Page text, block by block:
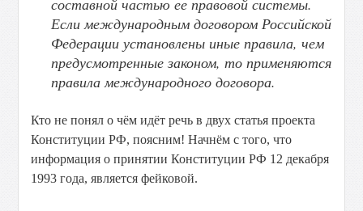
составной частью ее правовой системы.
Если международным договором Российской
Федерации установлены иные правила, чем
предусмотренные законом, то применяются
правила международного договора.
Кто не понял о чём идёт речь в двух статья проекта
Конституции РФ, поясним! Начнём с того, что
информация о принятии Конституции РФ 12 декабря
1993 года, является фейковой.